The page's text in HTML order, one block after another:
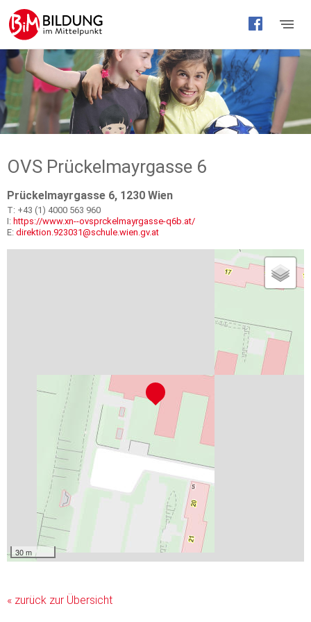
Barrierefreie
Bedienung
der
Webseite
OVS Prückelmayrgasse 6
Prückelmayrgasse 6, 1230 Wien
T: +43 (1) 4000 563 960
I: https://www.xn--ovsprckelmayrgasse-q6b.at/
E: direktion.923031@schule.wien.gv.at
30 m
« zurück zur Übersicht